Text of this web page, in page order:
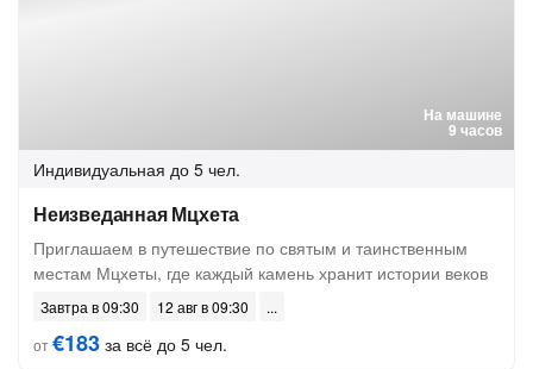
На машине
9 часов
Индивидуальная до 5 чел.
Неизведанная Мцхета
Приглашаем в путешествие по святым и таинственным
местам Мцхеты, где каждый камень хранит истории веков
Завтра в 09:30
12 авг в 09:30
от€183 за всё до 5 чел.